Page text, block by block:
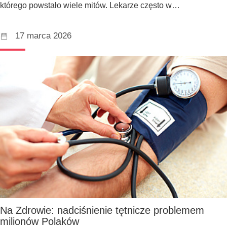
którego powstało wiele mitów. Lekarze często w…
17 marca 2026
Na Zdrowie: nadciśnienie tętnicze problemem
milionów Polaków